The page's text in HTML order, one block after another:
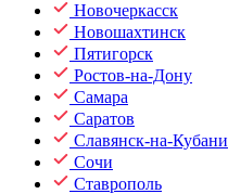
Новочеркасск
Новошахтинск
Пятигорск
Ростов-на-Дону
Самара
Саратов
Славянск-на-Кубани
Сочи
Ставрополь